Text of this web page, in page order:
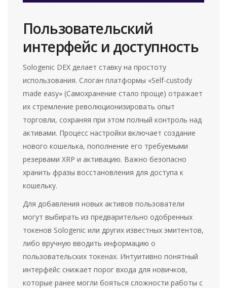
Пользовательский
интерфейс и доступность
Sologenic DEX делает ставку на простоту
использования. Слоган платформы «Self-custody
made easy» (Самохранение стало проще) отражает
их стремление революционизировать опыт
торговли, сохраняя при этом полный контроль над
активами. Процесс настройки включает создание
нового кошелька, пополнение его требуемыми
резервами XRP и активацию. Важно безопасно
хранить фразы восстановления для доступа к
кошельку.
Для добавления новых активов пользователи
могут выбирать из предварительно одобренных
токенов Sologenic или других известных эмитентов,
либо вручную вводить информацию о
пользовательских токенах. Интуитивно понятный
интерфейс снижает порог входа для новичков,
которые ранее могли бояться сложности работы с